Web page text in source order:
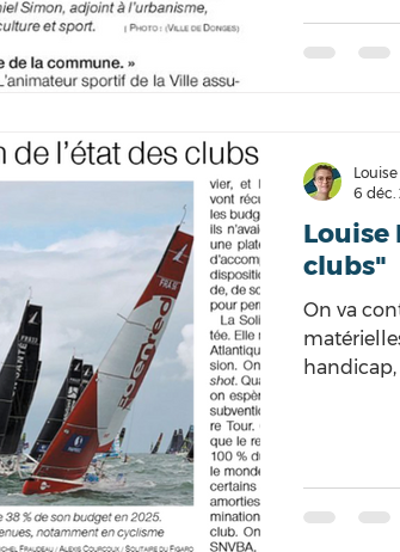
pratique
Louise
clubs"
On va
6 déc.